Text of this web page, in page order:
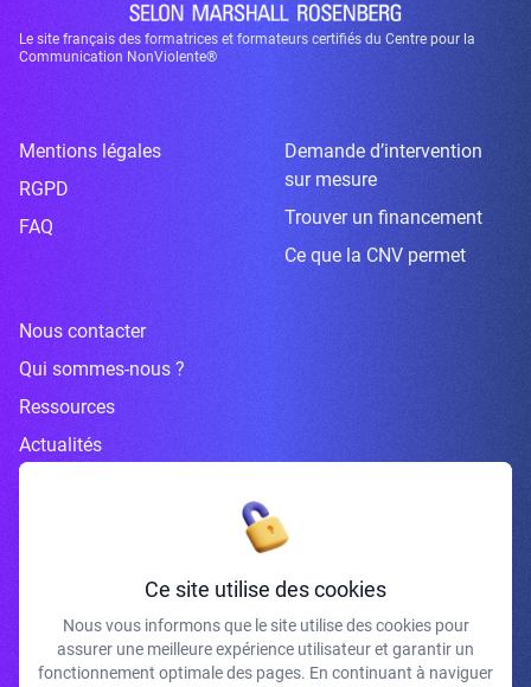
Le site français des formatrices et formateurs certifiés du Centre pour la
Communication NonViolente®
Mentions légales
RGPD
FAQ
Demande d’intervention
sur mesure
Trouver un financement
Ce que la CNV permet
Nous contacter
Qui sommes-nous ?
Ressources
Actualités
Inscrivez-vous à la newsletter
J'accepte de recevoir vos e-mails et confirme avoir pris connaissance de
Ce site utilise des cookies
Nous vous informons que le site utilise des cookies pour
assurer une meilleure expérience utilisateur et garantir un
fonctionnement optimale des pages. En continuant à naviguer